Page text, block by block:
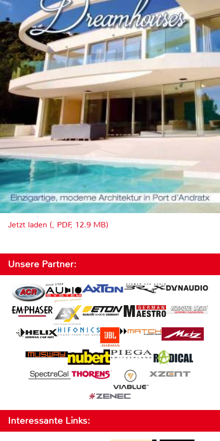
Jetzt laden (, PDF, 12.9 MB)
Unsere Partner:
Interessante Links: